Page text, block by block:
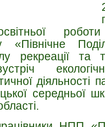
«Північне
рекреації та
діяльності
середньої